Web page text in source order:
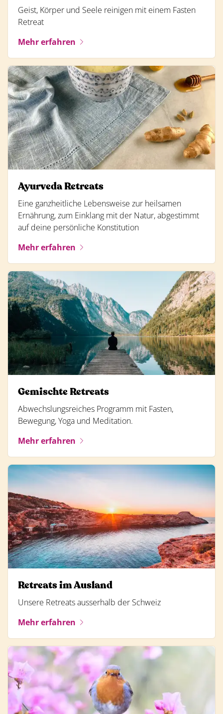
Geist, Körper und Seele reinigen mit einem Fasten
Retreat
Mehr erfahren
Ayurveda Retreats
Eine ganzheitliche Lebensweise zur heilsamen
Ernährung, zum Einklang mit der Natur, abgestimmt
auf deine persönliche Konstitution
Mehr erfahren
Gemischte Retreats
Abwechslungsreiches Programm mit Fasten,
Bewegung, Yoga und Meditation.
Mehr erfahren
Retreats im Ausland
Unsere Retreats ausserhalb der Schweiz
Mehr erfahren